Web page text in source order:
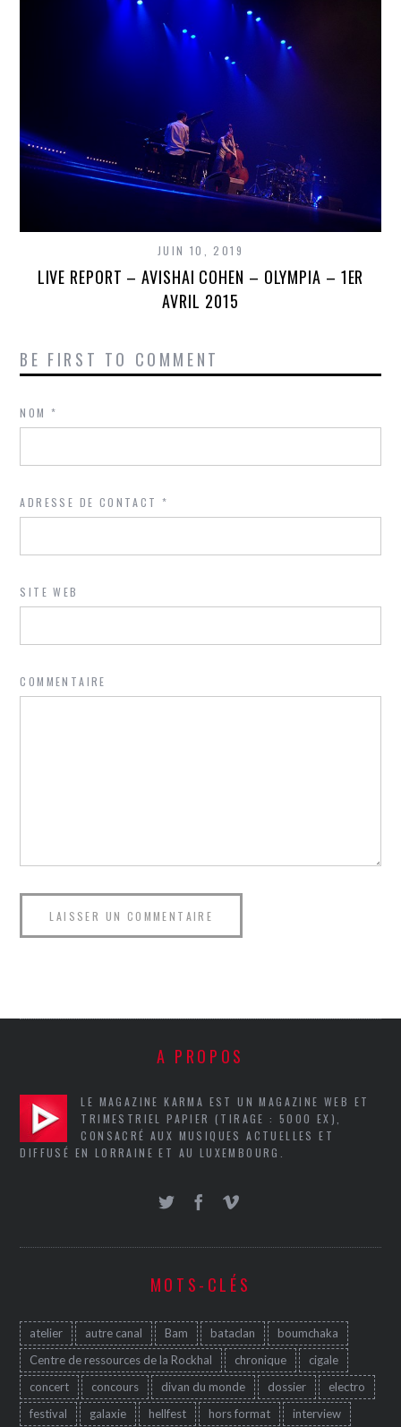
JUIN 10, 2019
LIVE REPORT – AVISHAI COHEN – OLYMPIA – 1ER
AVRIL 2015
BE FIRST TO COMMENT
NOM*
ADRESSE DE CONTACT*
SITE WEB
COMMENTAIRE
A PROPOS
LE MAGAZINE KARMA EST UN MAGAZINE WEB ET
TRIMESTRIEL PAPIER (TIRAGE : 5000 EX),
CONSACRÉ AUX MUSIQUES ACTUELLES ET
DIFFUSÉ EN LORRAINE ET AU LUXEMBOURG.
MOTS-CLÉS
atelier autre canal Bam bataclan
boumchaka
Centre de ressources de la Rockhal
chronique
cigale
concert
concours divan du monde dossier
electro
festival
galaxie hellfest hors format
interview